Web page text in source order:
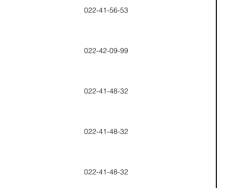
022-41-56-53
022-42-09-99
022-41-48-32
022-41-48-32
022-41-48-32